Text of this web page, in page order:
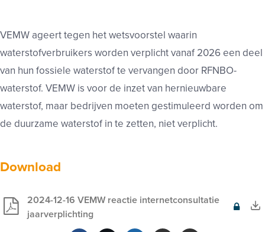
VEMW ageert tegen het wetsvoorstel waarin
waterstofverbruikers worden verplicht vanaf 2026 een deel
van hun fossiele waterstof te vervangen door RFNBO-
waterstof. VEMW is voor de inzet van hernieuwbare
waterstof, maar bedrijven moeten gestimuleerd worden om
de duurzame waterstof in te zetten, niet verplicht.
Download
2024-12-16 VEMW reactie internetconsultatie
jaarverplichting
Exclusief